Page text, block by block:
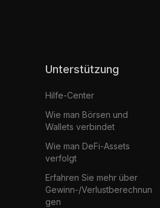
Unterstützung
Hilfe-Center
Wie man Börsen und
Wallets verbindet
Wie man DeFi-Assets
verfolgt
Erfahren Sie mehr über
Gewinn-/Verlustberechnun
gen